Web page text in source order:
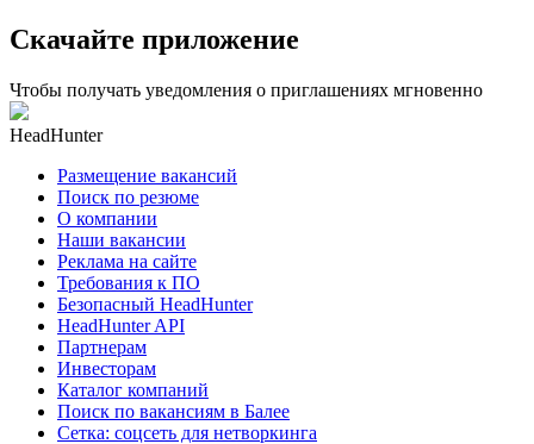
Скачайте приложение
Чтобы получать уведомления о приглашениях мгновенно
HeadHunter
Размещение вакансий
Поиск по резюме
О компании
Наши вакансии
Реклама на сайте
Требования к ПО
Безопасный HeadHunter
HeadHunter API
Партнерам
Инвесторам
Каталог компаний
Поиск по вакансиям в Балее
Сетка: соцсеть для нетворкинга